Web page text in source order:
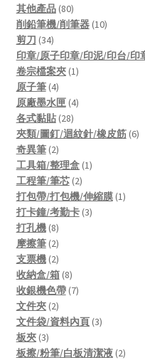
其他產品 8080
products
削鉛筆機/削筆器 1010
剪刀 3434
products
印章/原子印章/印泥/印台/印
卷宗檔案夾 11
原子筆 44
products
原廠墨水匣 44
各式黏貼 2828
products
夾類/圖釘/迴紋針/橡皮筋 66
奇異筆 22
products
工具箱/整理盒 11
工程筆/筆芯 22
products
打包帶/打包機/伸縮膜 11
打卡鐘/考勤卡 33
打孔機 88
products
摩擦筆 22
products
支票機 22
products
收納盒/箱 88
products
收銀機色帶 77
文件夾 22
products
文件袋/資料內頁 33
板夾 33
products
板擦/粉筆/白板清潔液 22